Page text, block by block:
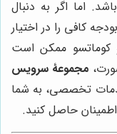
اما اگر به دنبال
کافی را در اختیار
و کوماتسو ممکن است
مجموعۀ سرویس
تخصصی، به شما
حاصل کنید.